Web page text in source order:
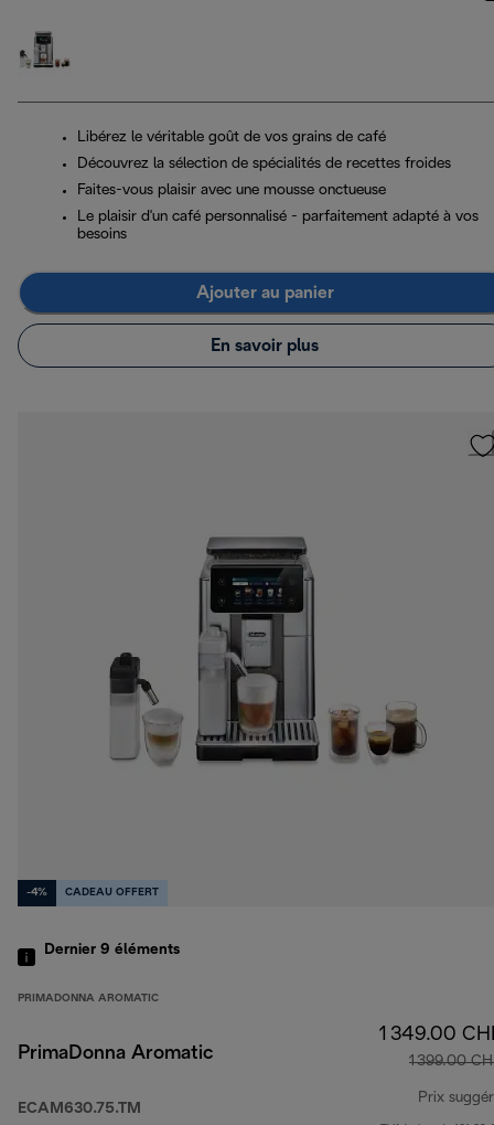
Libérez le véritable goût de vos grains de café
Découvrez la sélection de spécialités de recettes froides
Faites-vous plaisir avec une mousse onctueuse
Le plaisir d'un café personnalisé - parfaitement adapté à vos
besoins
Ajouter au panier
En savoir plus
-4% CADEAU OFFERT
Dernier 9 éléments
PRIMADONNA AROMATIC
PrimaDonna Aromatic
ECAM630.75.TM
1 349.00
1 399.00
Prix